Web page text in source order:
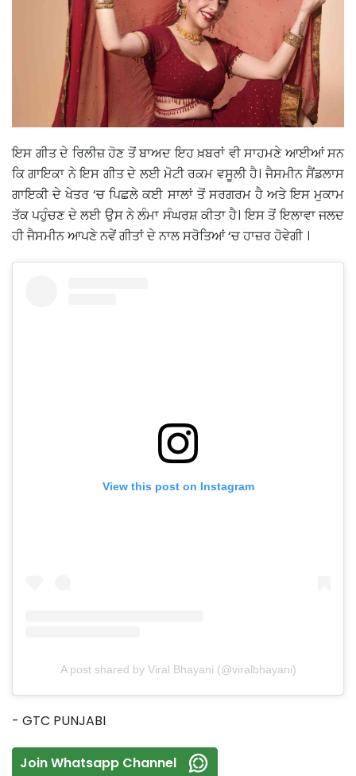
ਇਸ ਗੀਤ ਦੇ ਰਿਲੀਜ਼ ਹੋਣ ਤੋਂ ਬਾਅਦ ਇਹ ਖ਼ਬਰਾਂ ਵੀ ਸਾਹਮਣੇ ਆਈਆਂ ਸਨ
ਕਿ ਗਾਇਕਾ ਨੇ ਇਸ ਗੀਤ ਦੇ ਲਈ ਮੋਟੀ ਰਕਮ ਵਸੂਲੀ ਹੈ। ਜੈਸਮੀਨ ਸੈਂਡਲਾਸ
ਗਾਇਕੀ ਦੇ ਖੇਤਰ ‘ਚ ਪਿਛਲੇ ਕਈ ਸਾਲਾਂ ਤੋਂ ਸਰਗਰਮ ਹੈ ਅਤੇ ਇਸ ਮੁਕਾਮ
ਤੱਕ ਪਹੁੰਚਣ ਦੇ ਲਈ ਉਸ ਨੇ ਲੰਮਾ ਸੰਘਰਸ਼ ਕੀਤਾ ਹੈ। ਇਸ ਤੋਂ ਇਲਾਵਾ ਜਲਦ
ਹੀ ਜੈਸਮੀਨ ਆਪਣੇ ਨਵੇਂ ਗੀਤਾਂ ਦੇ ਨਾਲ ਸਰੋਤਿਆਂ ‘ਚ ਹਾਜ਼ਰ ਹੋਵੇਗੀ ।
View this post on Instagram
A post shared by Viral Bhayani (@viralbhayani)
- GTC PUNJABI
Join Whatsapp Channel